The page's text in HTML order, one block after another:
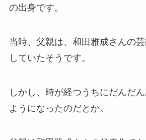
の出身です。
当時、父親は、和田雅成さんの
していたそうです。
しかし、時が経つうちにだんだ
ようになったのだとか。